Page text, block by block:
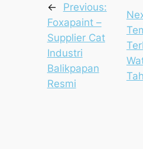
←
Previous:
Foxapaint –
Supplier Cat
Industri
Balikpapan
Resmi